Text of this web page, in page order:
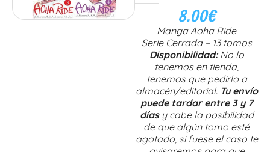
8.00€
Manga Aoha Ride
Serie Cerrada – 13 tomos
Disponibilidad: No lo
tenemos en tienda,
tenemos que pedirlo a
almacén/editorial. Tu envío
puede tardar entre 3 y 7
días y cabe la posibilidad
de que algún tomo esté
agotado, si fuese el caso te